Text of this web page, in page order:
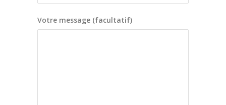
Votre message (facultatif)